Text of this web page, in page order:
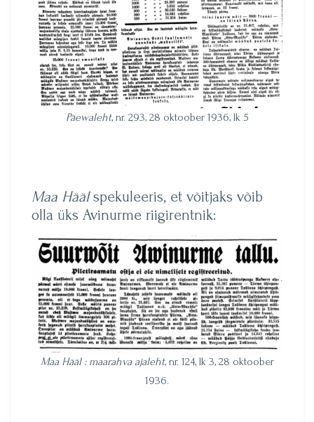
Päewaleht, nr. 293, 28 oktoober 1936, lk 5
Maa Häälspekuleeris, et võitjaks võib
olla üks Avinurme riigirentnik:
Maa Hääl : maarahva ajaleht, nr. 124, lk 3, 28 oktoober
1936.